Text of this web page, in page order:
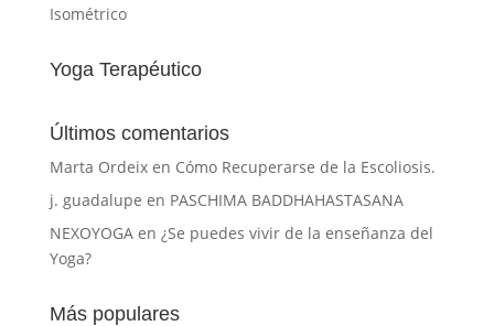
Isométrico
Yoga Terapéutico
Últimos comentarios
Marta Ordeixen Cómo Recuperarse de la Escoliosis.
j. guadalupe en PASCHIMA BADDHAHASTASANA
NEXOYOGAen ¿Se puedes vivir de la enseñanza del
Yoga?
Más populares